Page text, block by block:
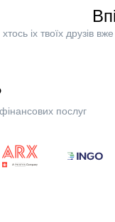
іх твоїх друзів
послуг